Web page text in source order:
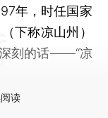
年，时任国家
下称凉山州）
深刻的话——“凉
读